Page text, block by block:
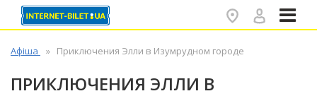
Афіша Приключения Элли в Изумрудном городе
ПРИКЛЮЧЕНИЯ ЭЛЛИ В